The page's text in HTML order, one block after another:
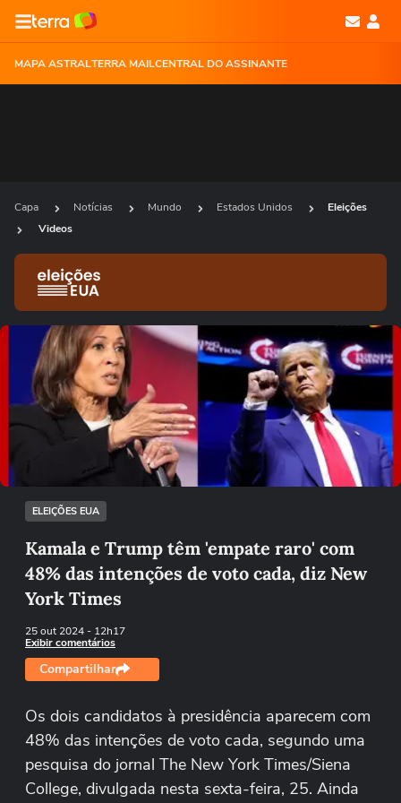
MAPA ASTRALTERRA MAILCENTRAL DO ASSINANTE
Capa Notícias Mundo Estados Unidos
Eleições
Videos
Ops!
Não foi possível reproduzir o vídeo
Tentar novamente
ELEIÇÕES EUA
Kamala e Trump têm 'empate raro' com
48% das intenções de voto cada, diz New
York Times
25 out 2024- 12h17
Exibir comentários
Compartilhar
Os dois candidatos à presidência aparecem com
48% das intenções de voto cada, segundo uma
pesquisa do jornal The New York Times/Siena
College, divulgada nesta sexta-feira, 25. Ainda